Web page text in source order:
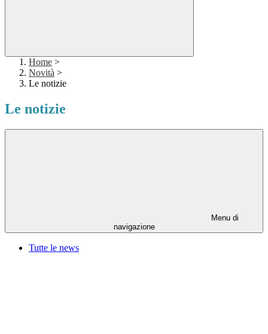
Home >
Novità >
Le notizie
Le notizie
Menu di
navigazione
Tutte le news